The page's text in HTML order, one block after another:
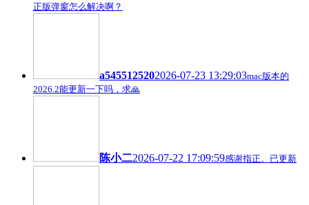
正版弹窗怎么解决啊？
a5455125202026-07-23 13:29:03mac版本的
2026.2能更新一下吗，求🙏
陈小二2026-07-22 17:09:59感谢指正。已更新